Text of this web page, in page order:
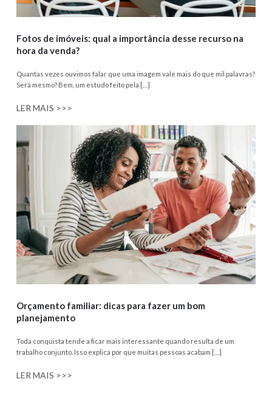
Fotos de imóveis: qual a importância desse recurso na
hora da venda?
Quantas vezes ouvimos falar que uma imagem vale mais do que mil palavras?
Será mesmo? Bem, um estudo feito pela […]
LER MAIS >>>
Orçamento familiar: dicas para fazer um bom
planejamento
Toda conquista tende a ficar mais interessante quando resulta de um
trabalho conjunto. Isso explica por que muitas pessoas acabam […]
LER MAIS >>>